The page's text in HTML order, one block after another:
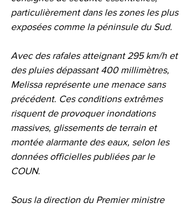
particulièrement dans les zones les plus
exposées comme la péninsule du Sud.
Avec des rafales atteignant 295 km/h et
des pluies dépassant 400 millimètres,
Melissa représente une menace sans
précédent. Ces conditions extrêmes
risquent de provoquer inondations
massives, glissements de terrain et
montée alarmante des eaux, selon les
données officielles publiées par le
COUN.
Sous la direction du Premier ministre